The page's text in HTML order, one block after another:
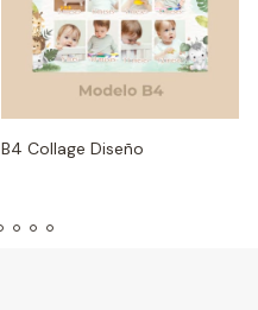
B4 Collage Diseño